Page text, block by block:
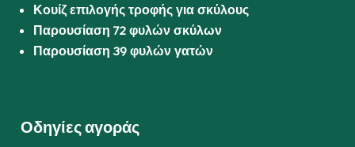
Κουίζ επιλογής τροφής για σκύλους
Παρουσίαση 72 φυλών σκύλων
Παρουσίαση 39 φυλών γατών
Οδηγίες αγοράς